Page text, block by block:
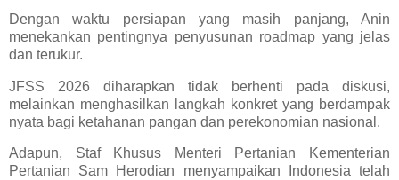
Dengan waktu persiapan yang masih panjang, Anin
menekankan pentingnya penyusunan roadmap yang jelas
dan terukur.
JFSS 2026 diharapkan tidak berhenti pada diskusi,
melainkan menghasilkan langkah konkret yang berdampak
nyata bagi ketahanan pangan dan perekonomian nasional.
Adapun, Staf Khusus Menteri Pertanian Kementerian
Pertanian Sam Herodian menyampaikan Indonesia telah